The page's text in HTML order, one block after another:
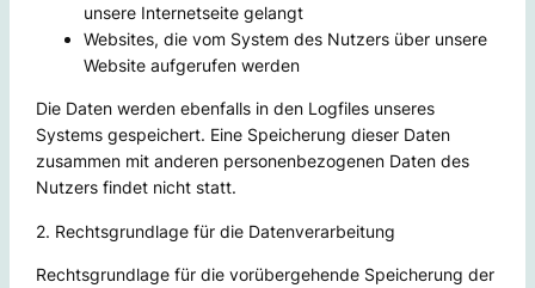
unsere Internetseite gelangt
Websites, die vom System des Nutzers über unsere
Website aufgerufen werden
Die Daten werden ebenfalls in den Logfiles unseres
Systems gespeichert. Eine Speicherung dieser Daten
zusammen mit anderen personenbezogenen Daten des
Nutzers findet nicht statt.
2. Rechtsgrundlage für die Datenverarbeitung
Rechtsgrundlage für die vorübergehende Speicherung der